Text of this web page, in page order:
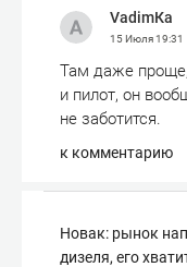
VadimКа
15 Июля19:31
Там даже проще,
и пилот, он
не заботится.
к комментарию
Новак: рынок
дизеля, его